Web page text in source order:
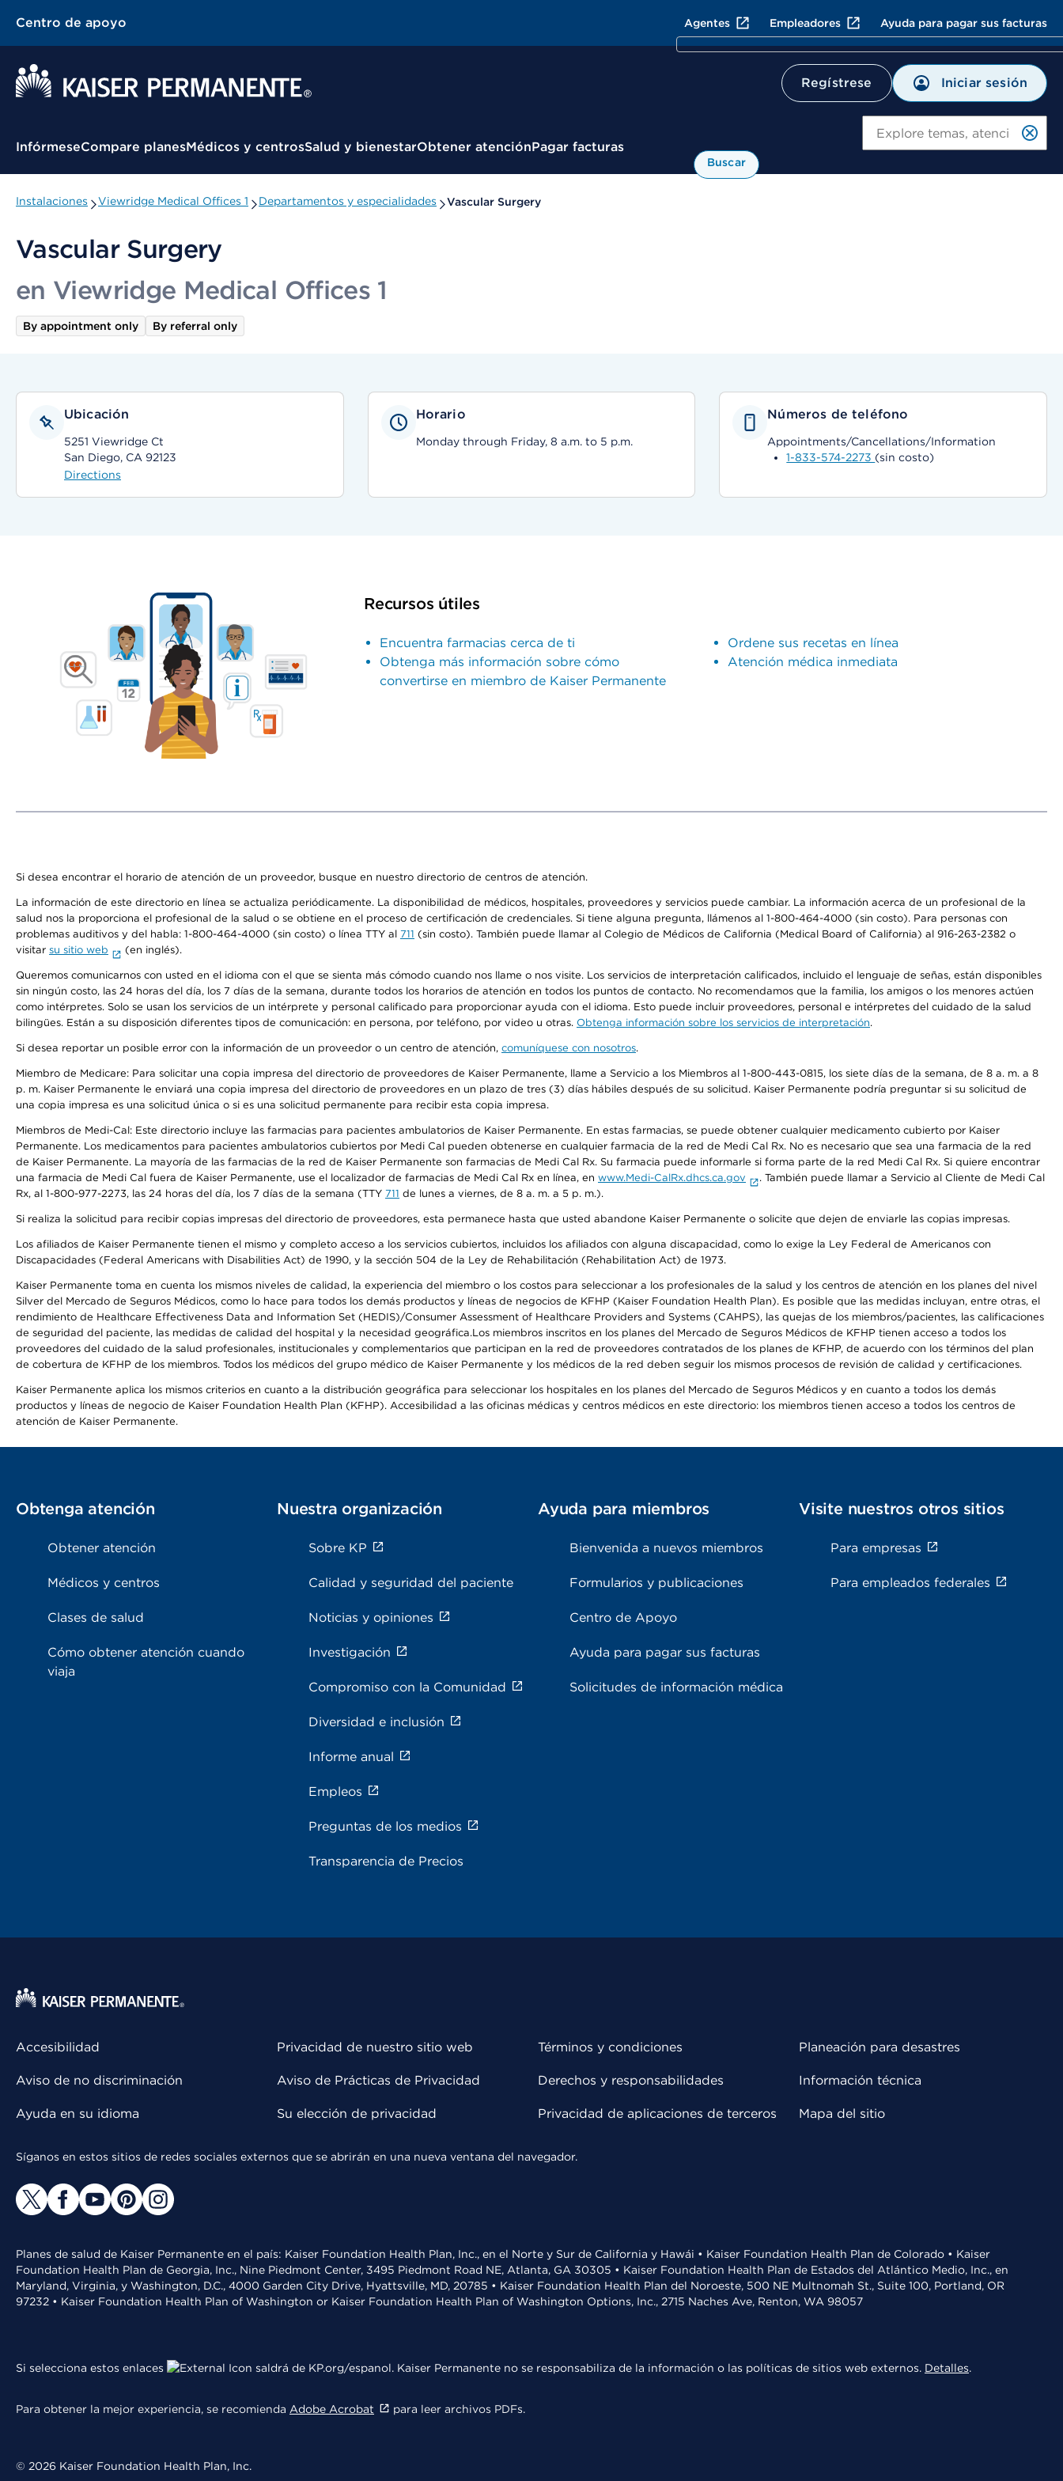
Centro de apoyo Agentes Empleadores Ayuda para pagar sus facturas
Regístrese Iniciar sesión
Menú contextual
InfórmeseCompare planesMédicos y centrosSalud y bienestarObtener atenciónPagar facturas
Buscar
Instalaciones Viewridge Medical Offices 1 Departamentos y especialidades Vascular Surgery
Vascular Surgery
en Viewridge Medical Offices 1
By appointment only By referral only
Ubicación
5251 Viewridge Ct
San Diego, CA 92123
Directions
Horario
Monday through Friday, 8 a.m. to 5 p.m.
Números de teléfono
Appointments/Cancellations/Information
1-833-574-2273 (sin costo)
Recursos útiles
Encuentra farmacias cerca de ti
Obtenga más información sobre cómo
convertirse en miembro de Kaiser Permanente
Ordene sus recetas en línea
Atención médica inmediata
Si desea encontrar el horario de atención de un proveedor, busque en nuestro directorio de centros de atención.
La información de este directorio en línea se actualiza periódicamente. La disponibilidad de médicos, hospitales, proveedores y servicios puede cambiar. La información acerca de un profesional de la
salud nos la proporciona el profesional de la salud o se obtiene en el proceso de certificación de credenciales. Si tiene alguna pregunta, llámenos al 1-800-464-4000 (sin costo). Para personas con
problemas auditivos y del habla: 1-800-464-4000 (sin costo) o línea TTY al 711 (sin costo). También puede llamar al Colegio de Médicos de California (Medical Board of California) al 916-263-2382 o
visitar su sitio web (en inglés).
Queremos comunicarnos con usted en el idioma con el que se sienta más cómodo cuando nos llame o nos visite. Los servicios de interpretación calificados, incluido el lenguaje de señas, están disponibles
sin ningún costo, las 24 horas del día, los 7 días de la semana, durante todos los horarios de atención en todos los puntos de contacto. No recomendamos que la familia, los amigos o los menores actúen
como intérpretes. Solo se usan los servicios de un intérprete y personal calificado para proporcionar ayuda con el idioma. Esto puede incluir proveedores, personal e intérpretes del cuidado de la salud
bilingües. Están a su disposición diferentes tipos de comunicación: en persona, por teléfono, por video u otras. Obtenga información sobre los servicios de interpretación.
Si desea reportar un posible error con la información de un proveedor o un centro de atención, comuníquese con nosotros.
Miembro de Medicare: Para solicitar una copia impresa del directorio de proveedores de Kaiser Permanente, llame a Servicio a los Miembros al 1-800-443-0815, los siete días de la semana, de 8 a. m. a 8
p. m. Kaiser Permanente le enviará una copia impresa del directorio de proveedores en un plazo de tres (3) días hábiles después de su solicitud. Kaiser Permanente podría preguntar si su solicitud de
una copia impresa es una solicitud única o si es una solicitud permanente para recibir esta copia impresa.
Miembros de Medi-Cal: Este directorio incluye las farmacias para pacientes ambulatorios de Kaiser Permanente. En estas farmacias, se puede obtener cualquier medicamento cubierto por Kaiser
Permanente. Los medicamentos para pacientes ambulatorios cubiertos por Medi Cal pueden obtenerse en cualquier farmacia de la red de Medi Cal Rx. No es necesario que sea una farmacia de la red
de Kaiser Permanente. La mayoría de las farmacias de la red de Kaiser Permanente son farmacias de Medi Cal Rx. Su farmacia puede informarle si forma parte de la red Medi Cal Rx. Si quiere encontrar
una farmacia de Medi Cal fuera de Kaiser Permanente, use el localizador de farmacias de Medi Cal Rx en línea, en www.Medi-CalRx.dhcs.ca.gov
. También puede llamar a Servicio al Cliente de Medi Cal
Rx, al 1-800-977-2273, las 24 horas del día, los 7 días de la semana (TTY 711 de lunes a viernes, de 8 a. m. a 5 p. m.).
Si realiza la solicitud para recibir copias impresas del directorio de proveedores, esta permanece hasta que usted abandone Kaiser Permanente o solicite que dejen de enviarle las copias impresas.
Los afiliados de Kaiser Permanente tienen el mismo y completo acceso a los servicios cubiertos, incluidos los afiliados con alguna discapacidad, como lo exige la Ley Federal de Americanos con
Discapacidades (Federal Americans with Disabilities Act) de 1990, y la sección 504 de la Ley de Rehabilitación (Rehabilitation Act) de 1973.
Kaiser Permanente toma en cuenta los mismos niveles de calidad, la experiencia del miembro o los costos para seleccionar a los profesionales de la salud y los centros de atención en los planes del nivel
Silver del Mercado de Seguros Médicos, como lo hace para todos los demás productos y líneas de negocios de KFHP (Kaiser Foundation Health Plan). Es posible que las medidas incluyan, entre otras, el
rendimiento de Healthcare Effectiveness Data and Information Set (HEDIS)/Consumer Assessment of Healthcare Providers and Systems (CAHPS), las quejas de los miembros/pacientes, las calificaciones
de seguridad del paciente, las medidas de calidad del hospital y la necesidad geográfica.Los miembros inscritos en los planes del Mercado de Seguros Médicos de KFHP tienen acceso a todos los
proveedores del cuidado de la salud profesionales, institucionales y complementarios que participan en la red de proveedores contratados de los planes de KFHP, de acuerdo con los términos del plan
de cobertura de KFHP de los miembros. Todos los médicos del grupo médico de Kaiser Permanente y los médicos de la red deben seguir los mismos procesos de revisión de calidad y certificaciones.
Kaiser Permanente aplica los mismos criterios en cuanto a la distribución geográfica para seleccionar los hospitales en los planes del Mercado de Seguros Médicos y en cuanto a todos los demás
productos y líneas de negocio de Kaiser Foundation Health Plan (KFHP). Accesibilidad a las oficinas médicas y centros médicos en este directorio: los miembros tienen acceso a todos los centros de
atención de Kaiser Permanente.
Obtenga atención
Obtener atención
Médicos y centros
Clases de salud
Cómo obtener atención cuando
viaja
Nuestra organización
Sobre KP
Calidad y seguridad del paciente
Noticias y opiniones
Investigación
Compromiso con la Comunidad
Diversidad e inclusión
Informe anual
Empleos
Preguntas de los medios
Transparencia de Precios
Ayuda para miembros
Bienvenida a nuevos miembros
Formularios y publicaciones
Centro de Apoyo
Ayuda para pagar sus facturas
Solicitudes de información médica
Visite nuestros otros sitios
Para empresas
Para empleados federales
Accesibilidad
Aviso de no discriminación
Ayuda en su idioma
Privacidad de nuestro sitio web
Aviso de Prácticas de Privacidad
Su elección de privacidad
Términos y condiciones
Derechos y responsabilidades
Privacidad de aplicaciones de terceros
Planeación para desastres
Información técnica
Mapa del sitio
Síganos en estos sitios de redes sociales externos que se abrirán en una nueva ventana del navegador.
Planes de salud de Kaiser Permanente en el país: Kaiser Foundation Health Plan, Inc., en el Norte y Sur de California y Hawái • Kaiser Foundation Health Plan de Colorado • Kaiser
Foundation Health Plan de Georgia, Inc., Nine Piedmont Center, 3495 Piedmont Road NE, Atlanta, GA 30305 • Kaiser Foundation Health Plan de Estados del Atlántico Medio, Inc., en
Maryland, Virginia, y Washington, D.C., 4000 Garden City Drive, Hyattsville, MD, 20785 • Kaiser Foundation Health Plan del Noroeste, 500 NE Multnomah St., Suite 100, Portland, OR
97232 • Kaiser Foundation Health Plan of Washington or Kaiser Foundation Health Plan of Washington Options, Inc., 2715 Naches Ave, Renton, WA 98057
Si selecciona estos enlaces saldrá de KP.org/espanol. Kaiser Permanente no se responsabiliza de la información o las políticas de sitios web externos. Detalles.
Para obtener la mejor experiencia, se recomienda Adobe Acrobat para leer archivos PDFs.
© 2026 Kaiser Foundation Health Plan, Inc.